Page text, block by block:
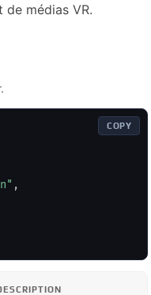
médias VR.
,
COPY